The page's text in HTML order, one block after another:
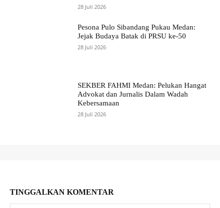
28 Juli 2026
Pesona Pulo Sibandang Pukau Medan:
Jejak Budaya Batak di PRSU ke-50
28 Juli 2026
SEKBER FAHMI Medan: Pelukan Hangat
Advokat dan Jurnalis Dalam Wadah
Kebersamaan
28 Juli 2026
TINGGALKAN KOMENTAR